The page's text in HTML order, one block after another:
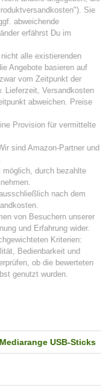
Mediarange USB-Sticks